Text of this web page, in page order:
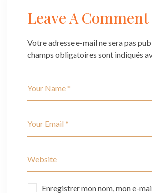
Leave A Comment
Votre adresse e-mail ne sera pas
champs obligatoires sont indiqués
Enregistrer mon nom, mon e-